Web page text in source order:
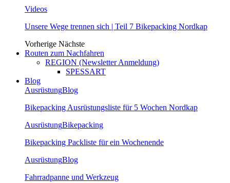
Videos
Unsere Wege trennen sich | Teil 7 Bikepacking Nordkap
Vorherige Nächste
Routen zum Nachfahren
REGION (Newsletter Anmeldung)
SPESSART
Blog
AusrüstungBlog
Bikepacking Ausrüstungsliste für 5 Wochen Nordkap
AusrüstungBikepacking
Bikepacking Packliste für ein Wochenende
AusrüstungBlog
Fahrradpanne und Werkzeug